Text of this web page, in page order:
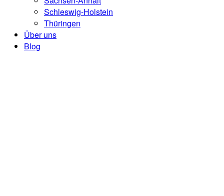
Schleswig-Holstein
Thüringen
Über uns
Blog